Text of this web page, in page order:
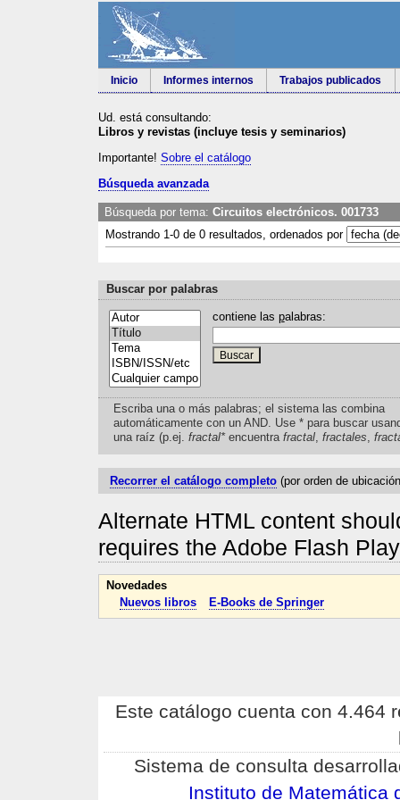
Inicio Informes internos Trabajos publicados
Ud. está consultando:
Libros y revistas (incluye tesis y seminarios)
Importante! Sobre el catálogo
Búsqueda avanzada
Búsqueda por tema: Circuitos electrónicos. 001733
Mostrando 1-0 de 0 resultados, ordenados por
Buscar por palabras
contiene las palabras:
Escriba una o más palabras; el sistema las combina
automáticamente con un AND. Use * para buscar
una raíz (p.ej. fractal*encuentra fractal, fractales,
Recorrer el catálogo completo (por orden de
Alternate HTML content
requires the Adobe Flash
Novedades
Nuevos libros
E-Books de Springer
Este catálogo cuenta con 4.464
Sistema de consulta
Instituto de Matemática